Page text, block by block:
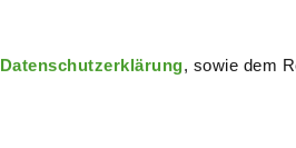
Datenschutzerklärung, sowie dem